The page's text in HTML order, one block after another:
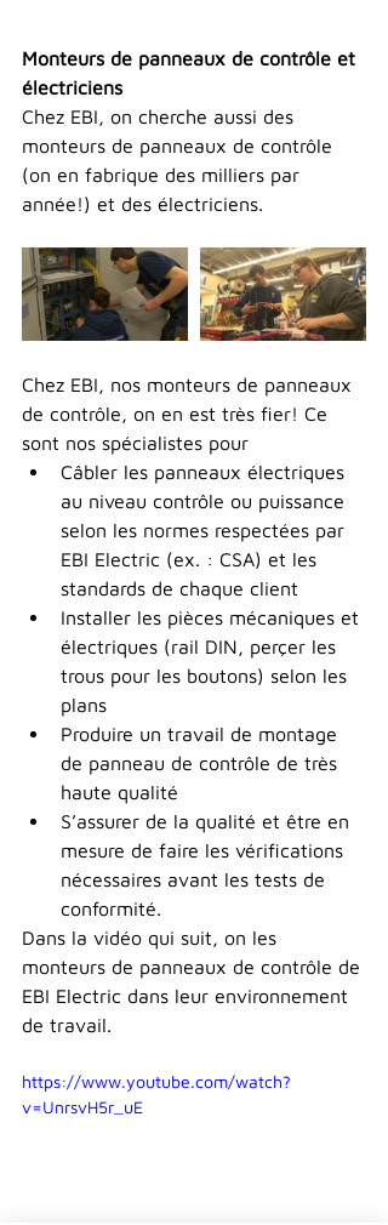
Monteurs de panneaux de contrôle et
électriciens
Chez EBI, on cherche aussi des
monteurs de panneaux de contrôle
(on en fabrique des milliers par
année!) et des électriciens.
Chez EBI, nos monteurs de panneaux
de contrôle, on en est très fier! Ce
sont nos spécialistes pour
Câbler les panneaux électriques
au niveau contrôle ou puissance
selon les normes respectées par
EBI Electric (ex. : CSA) et les
standards de chaque client
Installer les pièces mécaniques et
électriques (rail DIN, perçer les
trous pour les boutons) selon les
plans
Produire un travail de montage
de panneau de contrôle de très
haute qualité
S’assurer de la qualité et être en
mesure de faire les vérifications
nécessaires avant les tests de
conformité.
Dans la vidéo qui suit, on les
monteurs de panneaux de contrôle de
EBI Electric dans leur environnement
de travail.
https://www.youtube.com/watch?
v=UnrsvH5r_uE